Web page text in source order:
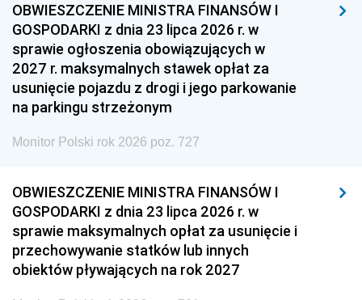
OBWIESZCZENIE MINISTRA FINANSÓW I
GOSPODARKI z dnia 23 lipca 2026 r. w
sprawie ogłoszenia obowiązujących w
2027 r. maksymalnych stawek opłat za
usunięcie pojazdu z drogi i jego parkowanie
na parkingu strzeżonym
Monitor Polski rok 2026 poz. 727
OBWIESZCZENIE MINISTRA FINANSÓW I
GOSPODARKI z dnia 23 lipca 2026 r. w
sprawie maksymalnych opłat za usunięcie i
przechowywanie statków lub innych
obiektów pływających na rok 2027